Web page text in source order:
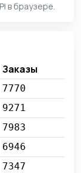
в браузере.
Заказы
7770
9271
7983
6946
7347